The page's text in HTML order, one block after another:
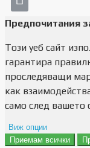
Предпочитания
Този уеб сайт
гарантира
проследяващи
как
само след вашето
Виж опции
Препочитания за
Приемам всички